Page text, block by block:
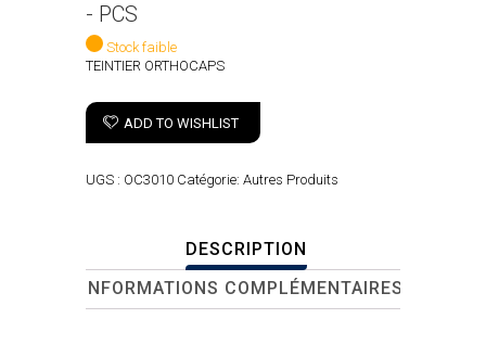
- PCS
Stock faible
TEINTIER ORTHOCAPS
ADD TO WISHLIST
UGS : OC3010 Catégorie: Autres Produits
DESCRIPTION
INFORMATIONS COMPLÉMENTAIRES